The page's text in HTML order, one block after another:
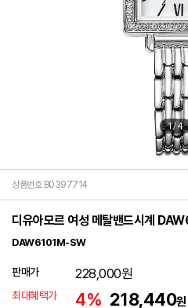
1/4
상품번호 B0397714
디유아모르 여성 메탈밴드시계
DAW6101M-SW
판매가 228,000원
최대혜택가 4% 218,440원